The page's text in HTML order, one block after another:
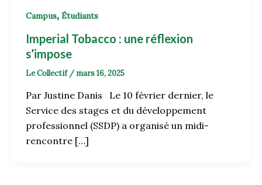
Campus, Étudiants
Imperial Tobacco : une réflexion
s’impose
Le Collectif / mars 16, 2025
Par Justine Danis Le 10 février dernier, le
Service des stages et du développement
professionnel (SSDP) a organisé un midi-
rencontre […]